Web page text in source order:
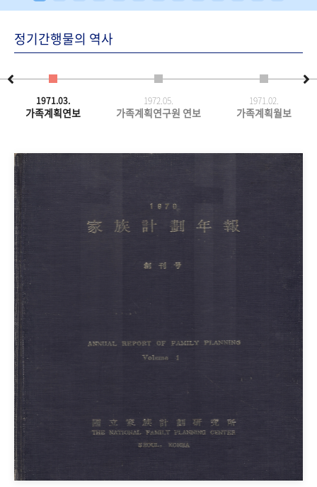
정기간행물의 역사
1971.03.
가족계획연보
1972.05.
가족계획연구원 연보
1971.02.
가족계획월보